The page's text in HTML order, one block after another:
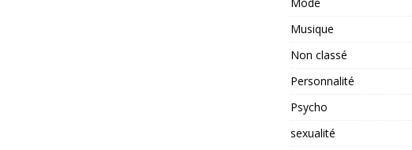
Musique
Non classé
Personnalité
Psycho
sexualité